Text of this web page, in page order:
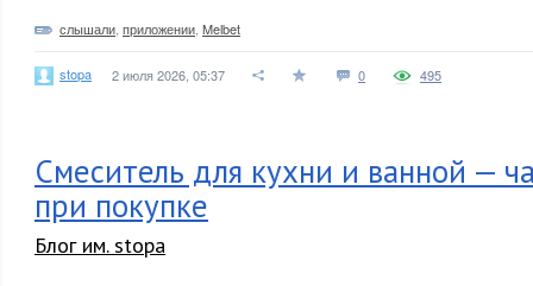
слышали приложении Melbet
stopa 2 июля 2026, 05:37 0 495
Смеситель для кухни и ванной —
при покупке
Блог им. stopa